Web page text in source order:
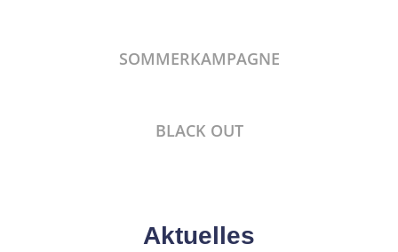
SOMMERKAMPAGNE
BLACK OUT
Aktuelles